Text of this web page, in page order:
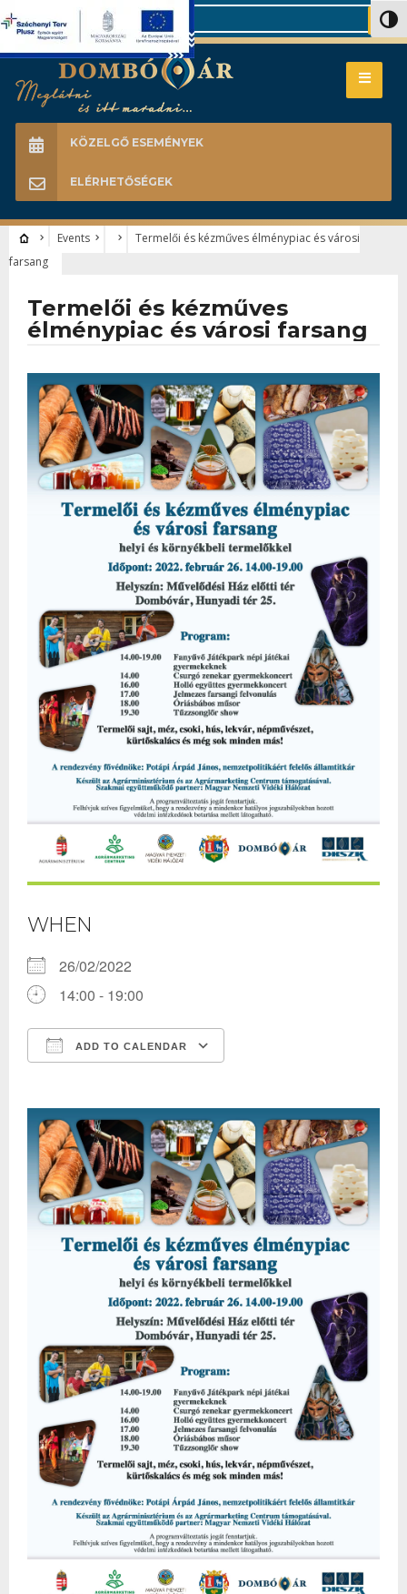
Search
KÖZELGŐ ESEMÉNYEK
ELÉRHETŐSÉGEK
Events
Termelői és kézműves élménypiac és városi
farsang
Termelői és kézműves
élménypiac és városi farsang
WHEN
26/02/2022
14:00 - 19:00
ADD TO CALENDAR